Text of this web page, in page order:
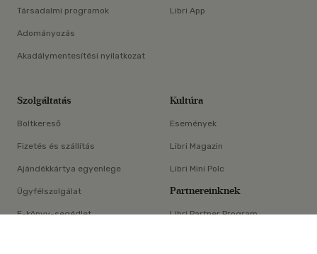
×
Társadalmi programok
Adományozás
Akadálymentesítési nyilatkozat
Libri App
Szolgáltatás
Boltkereső
Fizetés és szállítás
Ajándékkártya egyenlege
Ügyfélszolgálat
E-könyv-segédlet
Kultúra
Események
Libri Magazin
Libri Mini Polc
Partnereinknek
Libri Partner Program